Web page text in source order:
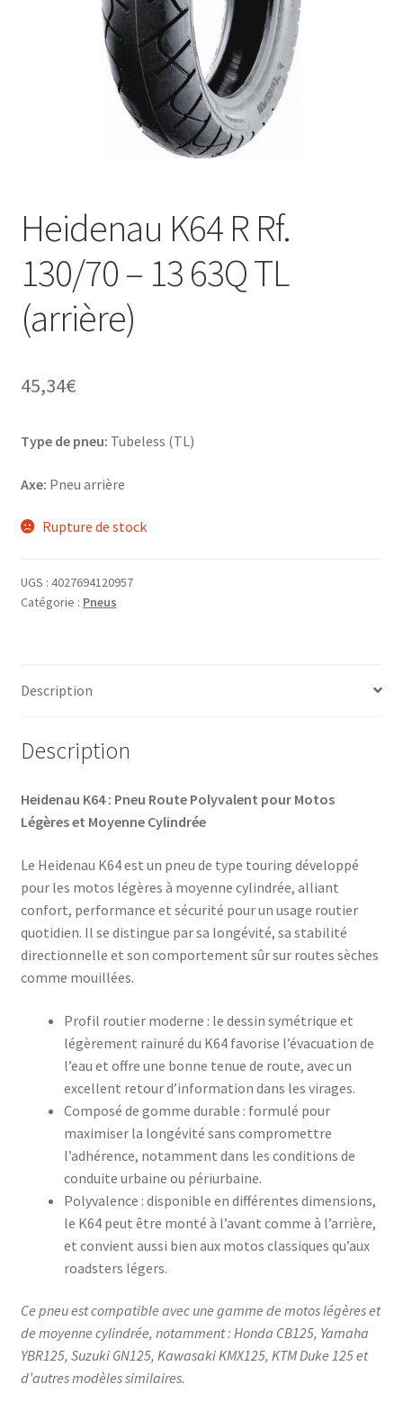
Heidenau K64 R Rf.
130/70 – 13 63Q TL
(arrière)
45,34€
Type de pneu: Tubeless (TL)
Axe: Pneu arrière
Rupture de stock
UGS : 4027694120957
Catégorie : Pneus
Description
Description
Heidenau K64 : Pneu Route Polyvalent pour Motos
Légères et Moyenne Cylindrée
Le Heidenau K64 est un pneu de type touring développé
pour les motos légères à moyenne cylindrée, alliant
confort, performance et sécurité pour un usage routier
quotidien. Il se distingue par sa longévité, sa stabilité
directionnelle et son comportement sûr sur routes sèches
comme mouillées.
Profil routier moderne : le dessin symétrique et
légèrement rainuré du K64 favorise l’évacuation de
l’eau et offre une bonne tenue de route, avec un
excellent retour d’information dans les virages.
Composé de gomme durable : formulé pour
maximiser la longévité sans compromettre
l’adhérence, notamment dans les conditions de
conduite urbaine ou périurbaine.
Polyvalence : disponible en différentes dimensions,
le K64 peut être monté à l’avant comme à l’arrière,
et convient aussi bien aux motos classiques qu’aux
roadsters légers.
Ce pneu est compatible avec une gamme de motos légères et
de moyenne cylindrée, notamment : Honda CB125, Yamaha
YBR125, Suzuki GN125, Kawasaki KMX125, KTM Duke 125 et
d’autres modèles similaires.